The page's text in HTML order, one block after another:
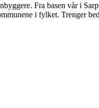
Fra basen vår i
i fylket. Trenger